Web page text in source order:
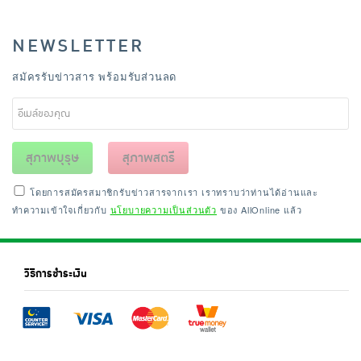
NEWSLETTER
สมัครรับข่าวสาร พร้อมรับส่วนลด
สุภาพบุรุษ สุภาพสตรี
โดยการสมัครสมาชิกรับข่าวสารจากเรา เราทราบว่าท่านได้อ่านและ
ทำความเข้าใจเกี่ยวกับ นโยบายความเป็นส่วนตัว ของ AllOnline แล้ว
วิธีการชำระเงิน